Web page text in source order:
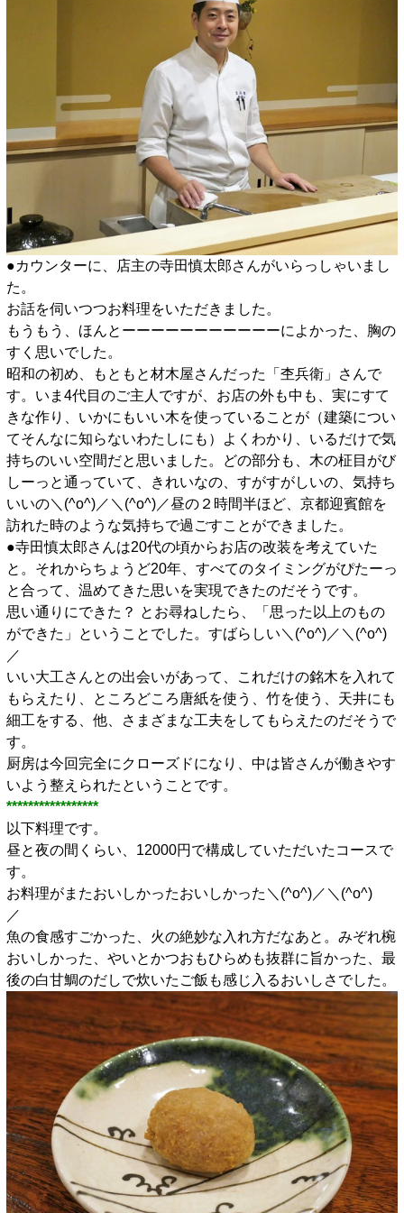
●カウンターに、店主の寺田慎太郎さんがいらっしゃいまし
た。
お話を伺いつつお料理をいただきました。
もうもう、ほんとーーーーーーーーーーーによかった、胸の
すく思いでした。
昭和の初め、もともと材木屋さんだった「杢兵衛」さんで
す。いま4代目のご主人ですが、お店の外も中も、実にすて
きな作り、いかにもいい木を使っていることが（建築につい
てそんなに知らないわたしにも）よくわかり、いるだけで気
持ちのいい空間だと思いました。どの部分も、木の柾目がび
しーっと通っていて、きれいなの、すがすがしいの、気持ち
いいの＼(^o^)／＼(^o^)／昼の２時間半ほど、京都迎賓館を
訪れた時のような気持ちで過ごすことができました。
●寺田慎太郎さんは20代の頃からお店の改装を考えていた
と。それからちょうど20年、すべてのタイミングがぴたーっ
と合って、温めてきた思いを実現できたのだそうです。
思い通りにできた？ とお尋ねしたら、「思った以上のもの
ができた」ということでした。すばらしい＼(^o^)／＼(^o^)
／
いい大工さんとの出会いがあって、これだけの銘木を入れて
もらえたり、ところどころ唐紙を使う、竹を使う、天井にも
細工をする、他、さまざまな工夫をしてもらえたのだそうで
す。
厨房は今回完全にクローズドになり、中は皆さんが働きやす
いよう整えられたということです。
*****************
以下料理です。
昼と夜の間くらい、12000円で構成していただいたコースで
す。
お料理がまたおいしかったおいしかった＼(^o^)／＼(^o^)
／
魚の食感すごかった、火の絶妙な入れ方だなあと。みぞれ椀
おいしかった、やいとかつおもひらめも抜群に旨かった、最
後の白甘鯛のだしで炊いたご飯も感じ入るおいしさでした。